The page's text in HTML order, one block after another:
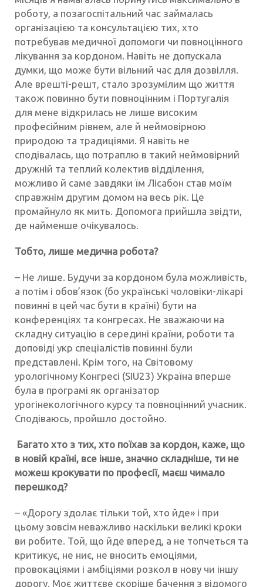
роботу, а позагоспітальний час займалась
організацією та консультацією тих, хто
потребував медичної допомоги чи повноцінного
лікування за кордоном. Навіть не допускала
думки, що може бути вільний час для дозвілля.
Але врешті-решт, стало зрозумілим що життя
також повинно бути повноцінним і Португалія
для мене відкрилась не лише високим
професійним рівнем, але й неймовірною
природою та традиціями. Я навіть не
сподівалась, що потраплю в такий неймовірний
дружній та теплий колектив відділення,
можливо й саме завдяки їм Лісабон став моїм
справжнім другим домом на весь рік. Це
промайнуло як мить. Допомога прийшла звідти,
де найменше очікувалось.
Тобто, лише медична робота?
– Не лише. Будучи за кордоном була можливість,
а потім і обов’язок (бо українські чоловіки-лікарі
повинні в цей час бути в країні) бути на
конференціях та конгресах. Не зважаючи на
складну ситуацію в середині країни, роботи та
доповіді укр спеціалістів повинні були
представлені. Крім того, на Світовому
урологічному Конгресі (SIU23) Україна вперше
була в програмі як організатор
урогінекологічного курсу та повноцінний учасник.
Сподіваюсь, пройшло достойно.
Багато хто з тих, хто поїхав за кордон, каже, що
в новій країні, все інше, значно складніше, ти не
можеш крокувати по професії, маєш чимало
перешкод?
– «Дорогу здолає тільки той, хто йде» і при
цьому зовсім неважливо наскільки великі кроки
ви робите. Той, що йде вперед, а не топчеться та
критикує, не ниє, не вносить емоціями,
провокаціями і амбіціями розкол в нову чи іншу
дорогу. Моє життєве скоріше бачення з відомого